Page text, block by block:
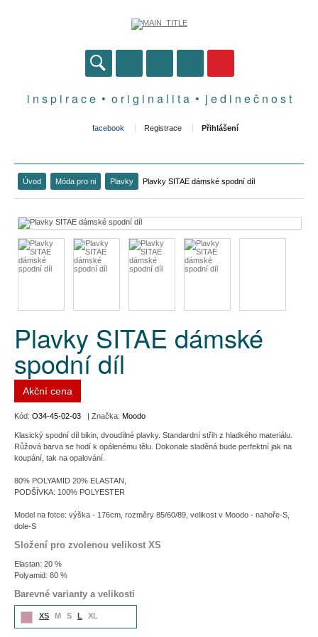
i n s p i r a c e • o r i g i n a l i t a • j e d i n e č n o s t
facebook Registrace Přihlášení
Úvod Móda pro ni Plavky Plavky SITAE dámské spodní díl
Plavky SITAE dámské
spodní díl
Akční cena
Kód: O34-45-02-03 | Značka: Moodo
Klasický spodní díl bikin, dvoudílné plavky. Standardní střih z hladkého materiálu.
Růžová barva se hodí k opálenému tělu. Dokonale sladěná bude perfektní jak na
koupání, tak na opalování.
80% POLYAMID 20% ELASTAN,
PODŠÍVKA: 100% POLYESTER
Model na fotce: výška - 176cm, rozměry 85/60/89, velikost v Moodo - nahoře-S,
dole-S
Složení pro zvolenou velikost XS
Elastan: 20 %
Polyamid: 80 %
Barevné varianty a velikosti
XS M S L XL